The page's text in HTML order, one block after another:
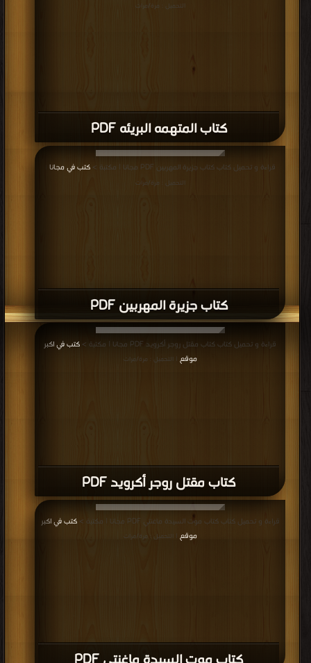
كتاب المتهمه البريئه PDF
التحميل : مرة/مرات
كتاب جزيرة المهربين PDF
قراءة و تحميل كتاب كتاب جزيرة المهربين PDF مجانا | مكتبة > كتب في مجانا
التحميل : مرة/مرات
كتاب مقتل روجر أكرويد PDF
قراءة و تحميل كتاب كتاب مقتل روجر أكرويد PDF مجانا | مكتبة >
كتب في اكبر
موقع
| التحميل : مرة/مرات
قراءة و تحميل كتاب كتاب موت السيدة ماغنتي PDF مجانا | مكتبة >
كتب في اكبر
موقع
| التحميل : مرة/مرات